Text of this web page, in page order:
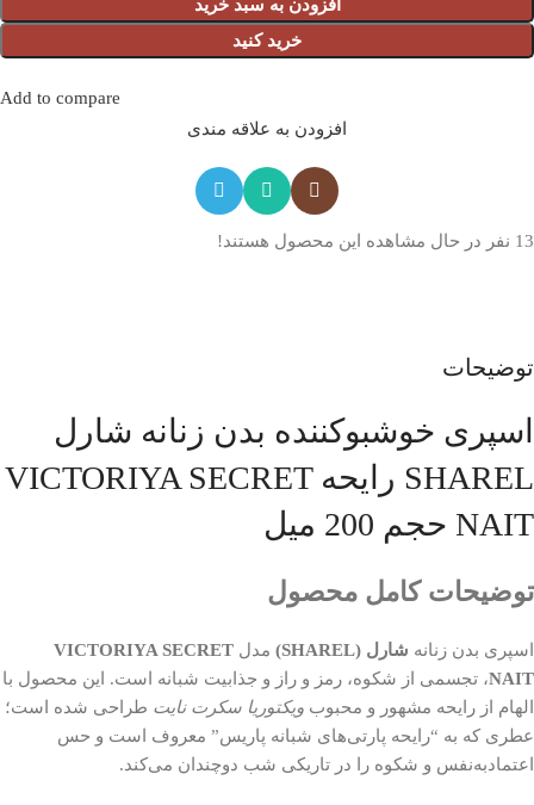
افزودن به سبد خرید
خرید کنید
Add to compare
افزودن به علاقه مندی
13 نفر در حال مشاهده این محصول هستند!
توضیحات
اسپری خوشبوکننده بدن زنانه شارل
SHAREL رایحه VICTORIYA SECRET
NAIT حجم 200 میل
توضیحات کامل محصول
اسپری بدن زنانه شارل (SHAREL) مدل VICTORIYA SECRET
NAIT، تجسمی از شکوه، رمز و راز و جذابیت شبانه است. این محصول با
الهام از رایحه مشهور و محبوب ویکتوریا سکرت نایت طراحی شده است؛
عطری که به “رایحه پارتی‌های شبانه پاریس” معروف است و حس
اعتمادبه‌نفس و شکوه را در تاریکی شب دوچندان می‌کند.